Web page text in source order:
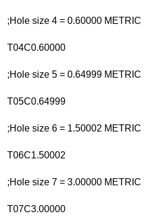
;Hole size 4 = 0.60000 METRIC
T04C0.60000
;Hole size 5 = 0.64999 METRIC
T05C0.64999
;Hole size 6 = 1.50002 METRIC
T06C1.50002
;Hole size 7 = 3.00000 METRIC
T07C3.00000